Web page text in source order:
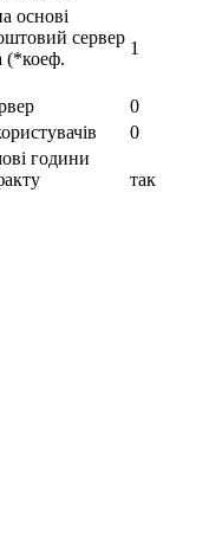
основі
сервер
(*коеф.
1
0
0
години
так